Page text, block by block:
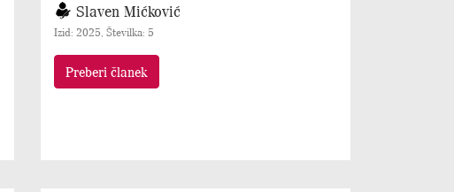
Slaven Mićković
Izid: 2025, Številka: 5
Preberi članek